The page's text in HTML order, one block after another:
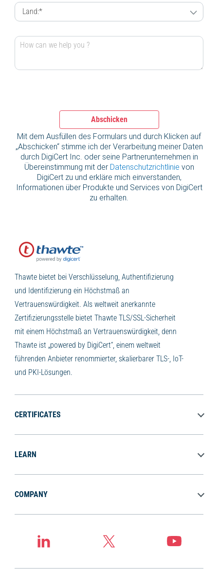
Abschicken
Mit dem Ausfüllen des Formulars und durch Klicken auf
„Abschicken“ stimme ich der Verarbeitung meiner Daten
durch DigiCert Inc. oder seine Partnerunternehmen in
Übereinstimmung mit der Datenschutzrichtlinie von
DigiCert zu und erkläre mich einverstanden,
Informationen über Produkte und Services von DigiCert
zu erhalten.
Thawte bietet bei Verschlüsselung, Authentifizierung
und Identifizierung ein Höchstmaß an
Vertrauenswürdigkeit. Als weltweit anerkannte
Zertifizierungsstelle bietet Thawte TLS/SSL-Sicherheit
mit einem Höchstmaß an Vertrauenswürdigkeit, denn
Thawte ist „powered by DigiCert“, einem weltweit
führenden Anbieter renommierter, skalierbarer TLS-, IoT-
und PKI-Lösungen.
CERTIFICATES
LEARN
COMPANY